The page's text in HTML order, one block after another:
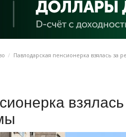
Павлодарская пенсионерка взялась